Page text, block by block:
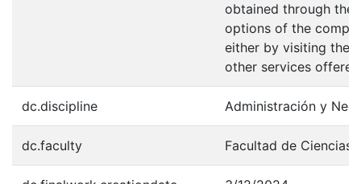
obtained through the
options of the
either by visiting the
other services
dc.discipline Administración y
dc.faculty Facultad de Ciencias